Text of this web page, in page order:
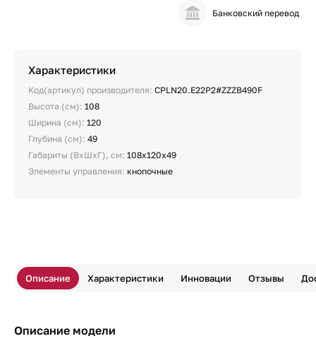
Банковский перевод
Характеристики
Код(артикул) производителя: CPLN20.E22P2#ZZZB490F
Высота (см): 108
Ширина (см): 120
Глубина (см): 49
Габариты (ВхШхГ), см: 108х120х49
Элементы управления: кнопочные
Описание Характеристики Инновации Отзывы
Описание модели